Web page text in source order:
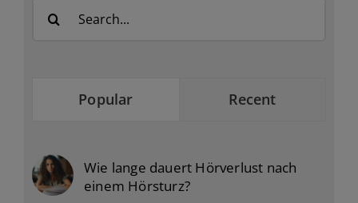
Popular Recent
Wie lange dauert Hörverlust nach
einem Hörsturz?